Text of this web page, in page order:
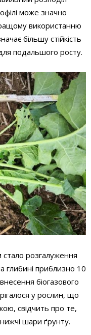
може значно
використанню
більшу стійкість
подальшого росту.
розгалуження
глибині приблизно 10
біогазового
у рослин, що
свідчить про те,
шари ґрунту.